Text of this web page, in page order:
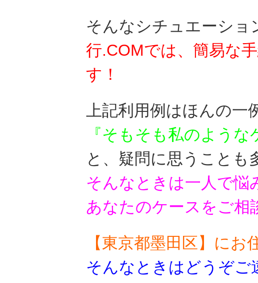
そんなシチュエーショ
行.COMでは、簡易な
す！
上記利用例はほんの一
『そもそも私のよう
と、疑問に思うことも
そんなときは一人で悩
あなたのケースをご相
【東京都墨田区】にお
そんなときはどうぞご